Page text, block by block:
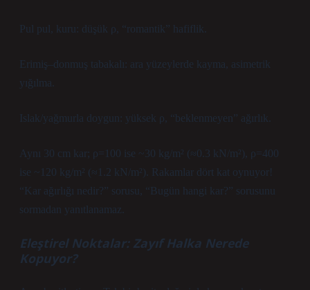
Pul pul, kuru: düşük ρ, “romantik” hafiflik.
Erimiş–donmuş tabakalı: ara yüzeylerde kayma, asimetrik
yığılma.
Islak/yağmurla doygun: yüksek ρ, “beklenmeyen” ağırlık.
Aynı 30 cm kar; ρ=100 ise ~30 kg/m² (≈0.3 kN/m²), ρ=400
ise ~120 kg/m² (≈1.2 kN/m²). Rakamlar dört kat oynuyor!
“Kar ağırlığı nedir?” sorusu, “Bugün hangi kar?” sorusunu
sormadan yanıtlanamaz.
Eleştirel Noktalar: Zayıf Halka Nerede
Kopuyor?